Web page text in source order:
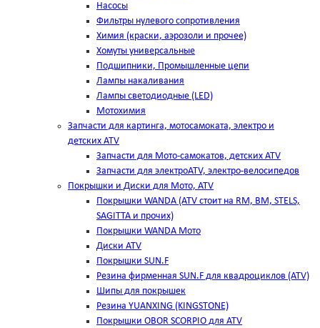
Насосы
Фильтры нулевого сопротивления
Химия (краски, аэрозоли и прочее)
Хомуты универсальные
Подшипники, Промышленные цепи
Лампы накаливания
Лампы светодиодные (LED)
Мотохимия
Запчасти для картинга, мотосамоката, электро и
детских ATV
Запчасти для Мото-самокатов, детских ATV
Запчасти для электроATV, электро-велосипедов
Покрышки и Диски для Мото, ATV
Покрышки WANDA (АТV стоит на RM, BM, STELS,
SAGITTA и прочих)
Покрышки WANDA Мото
Диски ATV
Покрышки SUN.F
Резина фирменная SUN.F для квадроциклов (АТV)
Шипы для покрышек
Резина YUANXING (KINGSTONE)
Покрышки OBOR SCORPIO для ATV